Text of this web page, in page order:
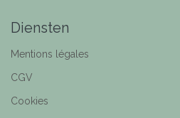
Diensten
Mentions légales
CGV
Cookies